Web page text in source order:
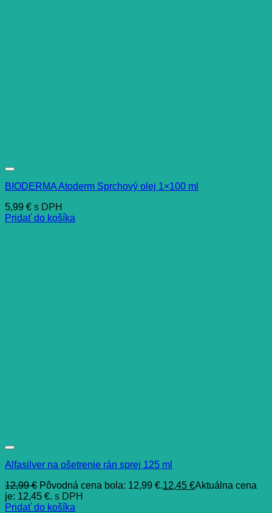
BIODERMA Atoderm Sprchový olej 1×100 ml
5,99 € s DPH
Pridať do košíka
Alfasilver na ošetrenie rán sprej 125 ml
12,99€ Pôvodná cena bola: 12,99 €.12,45 €Aktuálna cena
je: 12,45 €. s DPH
Pridať do košíka